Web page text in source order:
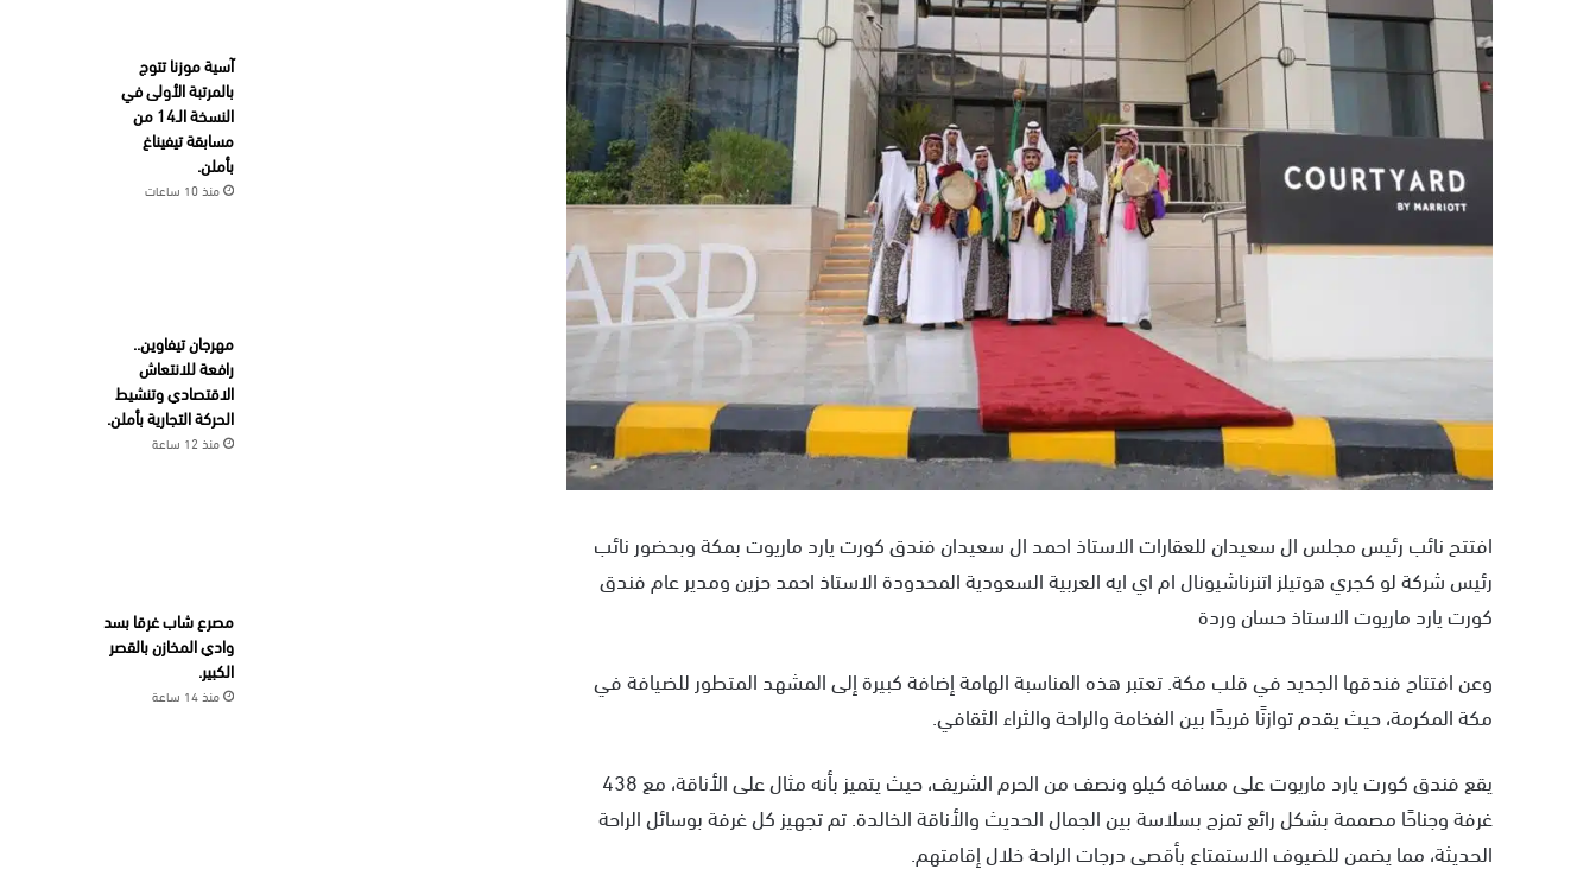
إ
ك
ن
ي
ا
افتتح نائب رئيس مجلس ال سعيدان للعقارات الاستاذ احمد ال سعيدان فندق كورت يارد ماريوت بمكة وبحضور نائب
رئيس شركة لو كجري هوتيلز اتنرناشيونال ام اي ايه العربية السعودية المحدودة الاستاذ احمد حزين ومدير عام فندق
كورت يارد ماريوت الاستاذ حسان وردة
وعن افتتاح فندقها الجديد في قلب مكة. تعتبر هذه المناسبة الهامة إضافة كبيرة إلى المشهد المتطور للضيافة في
مكة المكرمة، حيث يقدم توازنًا فريدًا بين الفخامة والراحة والثراء الثقافي.
يقع فندق كورت يارد ماريوت على مسافه كيلو ونصف من الحرم الشريف، حيث يتميز بأنه مثال على الأناقة، مع 438
غرفة وجناحًا مصممة بشكل رائع تمزج بسلاسة بين الجمال الحديث والأناقة الخالدة. تم تجهيز كل غرفة بوسائل الراحة
الحديثة، مما يضمن للضيوف الاستمتاع بأقصى درجات الراحة خلال إقامتهم.
آسية موزنا تتوج
بالمرتبة الأولى في
النسخة الـ14 من
مسابقة تيفيناغ
بأملن.
منذ 10 ساعات
مهرجان تيفاوين..
رافعة للانتعاش
الاقتصادي وتنشيط
الحركة التجارية بأملن.
منذ 12 ساعة
مصرع شاب غرقا بسد
وادي المخازن بالقصر
الكبير.
منذ 14 ساعة